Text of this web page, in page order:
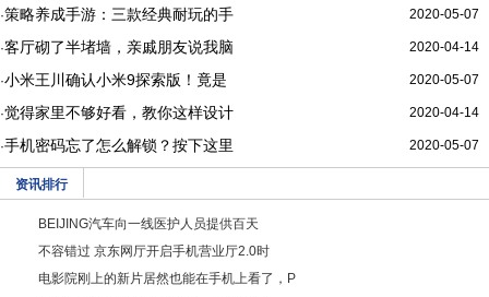
2020-05-07
·策略养成手游：三款经典耐玩的手
2020-04-14
·客厅砌了半堵墙，亲戚朋友说我脑
2020-05-07
·小米王川确认小米9探索版！竟是
2020-04-14
·觉得家里不够好看，教你这样设计
2020-05-07
·手机密码忘了怎么解锁？按下这里
资讯排行
BEIJING汽车向一线医护人员提供百天
不容错过 京东网厅开启手机营业厅2.0时
电影院刚上的新片居然也能在手机上看了，P